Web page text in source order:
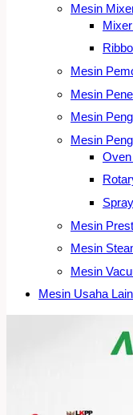
Mesin
Mesin
Mesin
Mesin
Mesin
Mesin
Mesin
Mesin
Mesin Usaha Lain